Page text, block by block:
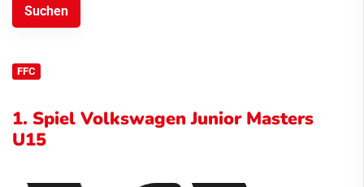
FFC
1. Spiel Volkswagen Junior Masters
U15